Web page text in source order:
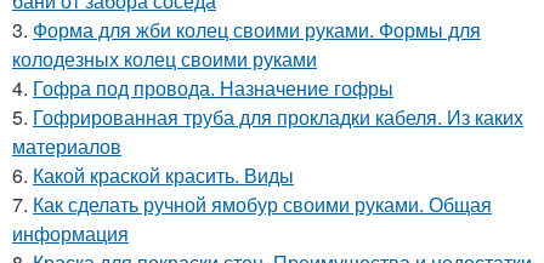
3. Форма для жби колец своими руками. Формы для
колодезных колец своими руками
4. Гофра под провода. Назначение гофры
5. Гофрированная труба для прокладки кабеля. Из каких
материалов
6. Какой краской красить. Виды
7. Как сделать ручной ямобур своими руками. Общая
информация